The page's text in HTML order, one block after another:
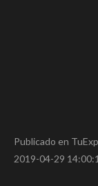
Publicado en
2019-04-29